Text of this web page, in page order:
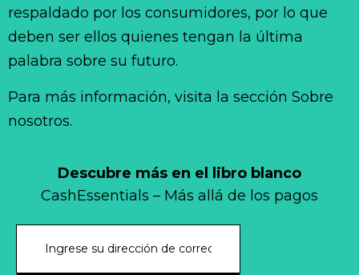
Descubre más en el libro blanco
CashEssentials – Más allá de los pagos
respaldado por los consumidores, por lo que
deben ser ellos quienes tengan la última
palabra sobre su futuro.
Para más información, visita la sección Sobre
nosotros.